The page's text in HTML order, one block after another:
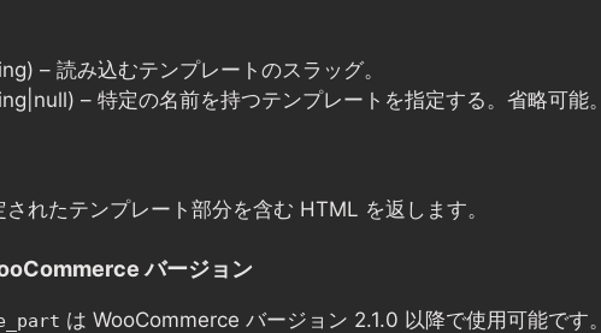
– 読み込むテンプレートのスラッグ。
– 特定の名前を持つテンプレートを指定する。省略可能。
れたテンプレート部分を含む HTML を返します。
バージョン
は WooCommerce バージョン 2.1.0 以降で使用可能です。